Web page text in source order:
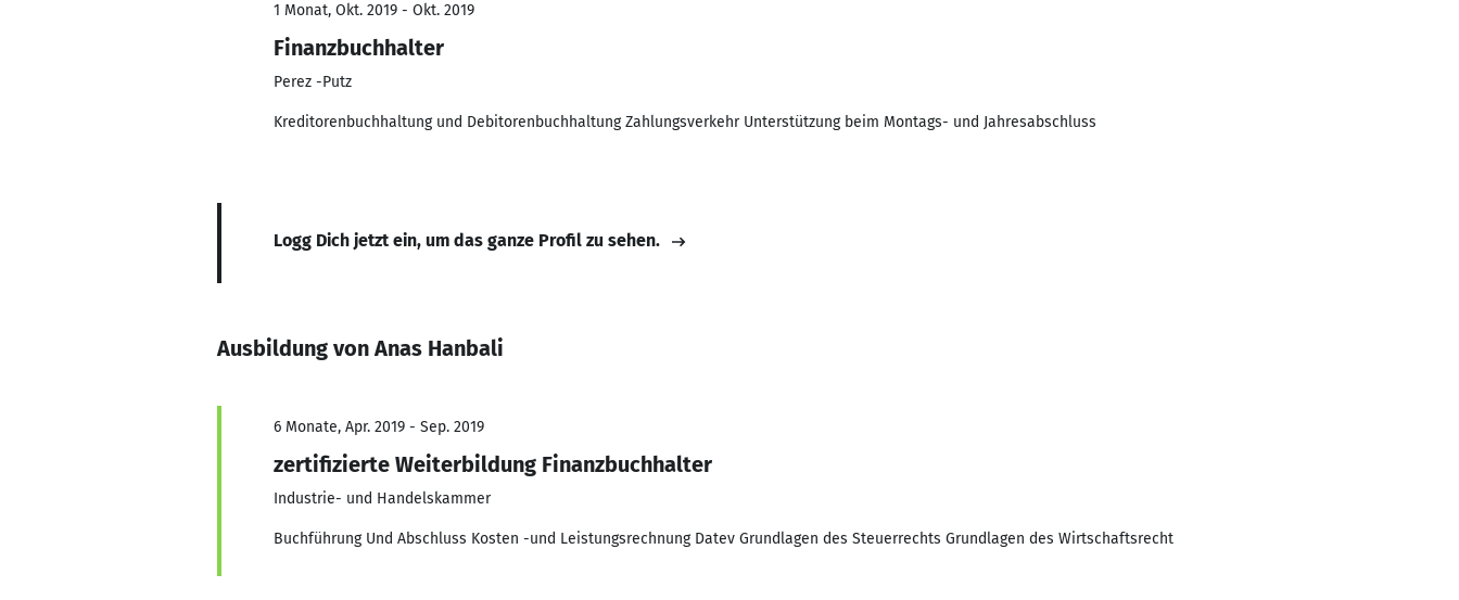
1 Monat, Okt. 2019 - Okt. 2019
Finanzbuchhalter
Perez -Putz
Kreditorenbuchhaltung und Debitorenbuchhaltung Zahlungsverkehr Unterstützung beim Montags- und Jahresabschluss
Logg Dich jetzt ein, um das ganze Profil zu sehen.
Ausbildung von Anas Hanbali
6 Monate, Apr. 2019 - Sep. 2019
zertifizierte Weiterbildung Finanzbuchhalter
Industrie- und Handelskammer
Buchführung Und Abschluss Kosten -und Leistungsrechnung Datev Grundlagen des Steuerrechts Grundlagen des Wirtschaftsrecht